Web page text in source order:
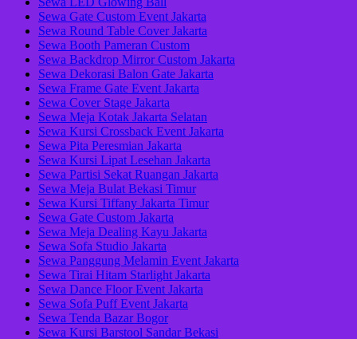
Sewa Gate Custom Event Jakarta
Sewa Round Table Cover Jakarta
Sewa Booth Pameran Custom
Sewa Backdrop Mirror Custom Jakarta
Sewa Dekorasi Balon Gate Jakarta
Sewa Frame Gate Event Jakarta
Sewa Cover Stage Jakarta
Sewa Meja Kotak Jakarta Selatan
Sewa Kursi Crossback Event Jakarta
Sewa Pita Peresmian Jakarta
Sewa Kursi Lipat Lesehan Jakarta
Sewa Partisi Sekat Ruangan Jakarta
Sewa Meja Bulat Bekasi Timur
Sewa Kursi Tiffany Jakarta Timur
Sewa Gate Custom Jakarta
Sewa Meja Dealing Kayu Jakarta
Sewa Sofa Studio Jakarta
Sewa Panggung Melamin Event Jakarta
Sewa Tirai Hitam Starlight Jakarta
Sewa Dance Floor Event Jakarta
Sewa Sofa Puff Event Jakarta
Sewa Tenda Bazar Bogor
Sewa Kursi Barstool Sandar Bekasi